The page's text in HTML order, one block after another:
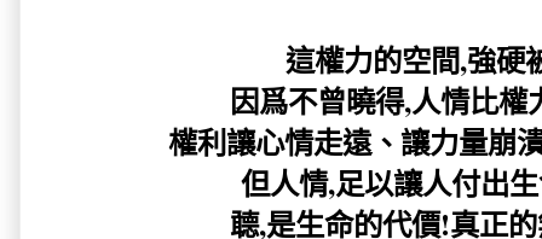
這權力的空間,強硬
因爲不曾曉得,人情比權
權利讓心情走遠、讓力量崩
但人情,足以讓人付出
聼,是生命的代價!真正